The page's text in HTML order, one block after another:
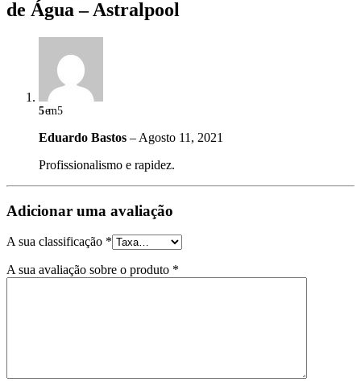
de Água – Astralpool
5em 5
Eduardo Bastos – Agosto 11, 2021
Profissionalismo e rapidez.
Adicionar uma avaliação
A sua classificação *
A sua avaliação sobre o produto *